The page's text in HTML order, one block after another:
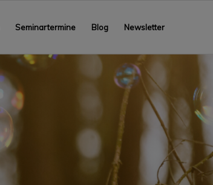
Seminartermine Blog Newsletter